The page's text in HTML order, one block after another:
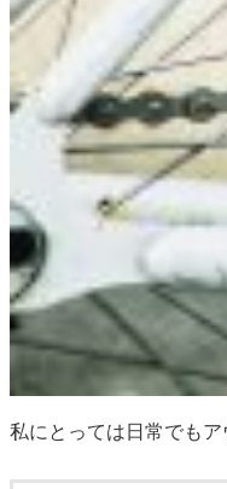
私にとっては日常でもア